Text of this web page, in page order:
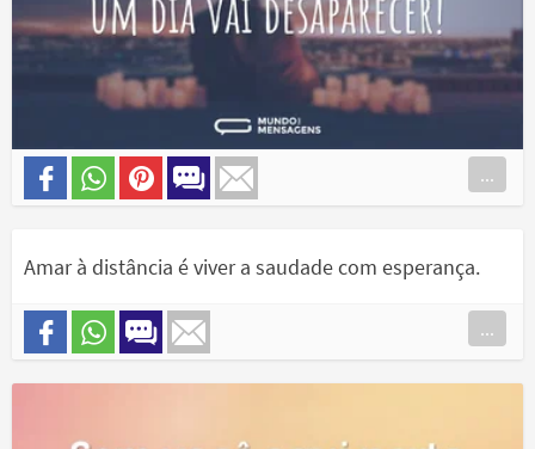
...
Amar à distância é viver a saudade com esperança.
...